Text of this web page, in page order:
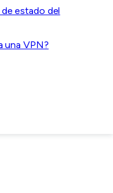
estado del
una VPN?